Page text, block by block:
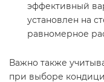
эффективный
установлен на
равномерное
Важно также
при выборе